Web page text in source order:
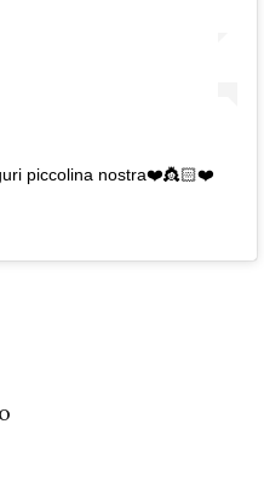
piccolina nostra❤️👸🏻❤️